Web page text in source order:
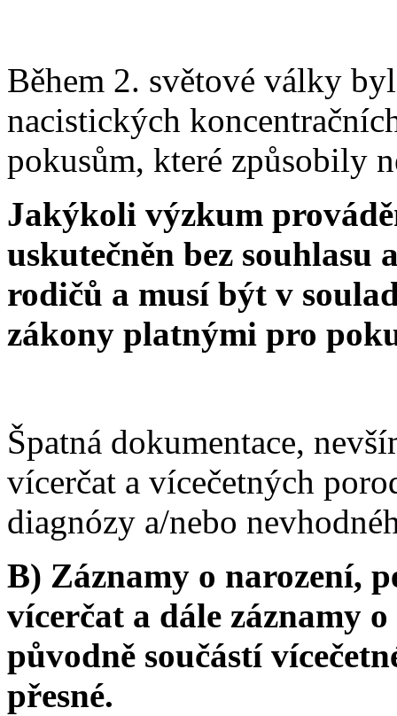
Během 2. světové války
nacistických
pokusům, které způsobily
Jakýkoli výzkum
uskutečněn bez souhlasu
rodičů a musí být v
zákony platnými pro
Špatná dokumentace,
vícerčat a vícečetných
diagnózy a/nebo
B) Záznamy o narození,
vícerčat a dále záznamy
původně součástí
přesné.